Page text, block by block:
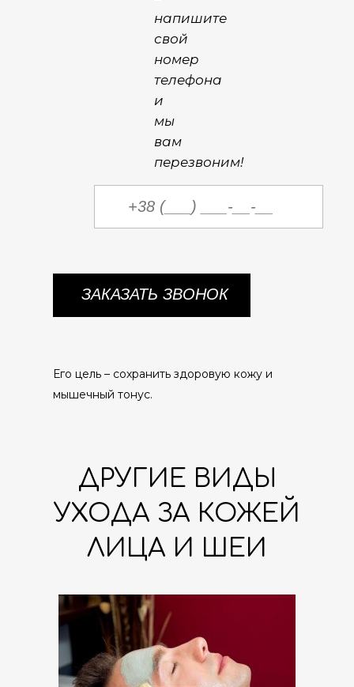
напишите
свой
номер
телефона
и
мы
вам
перезвоним!
Его цель – сохранить здоровую кожу и
мышечный тонус.
ДРУГИЕ ВИДЫ
УХОДА ЗА КОЖЕЙ
ЛИЦА И ШЕИ